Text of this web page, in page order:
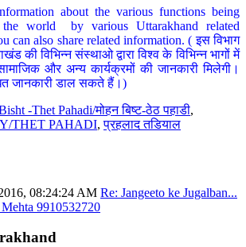
about the various functions being
world by various Uttarakhand related
can also share related information. ( इस विभाग
की विभिन्न संस्थाओ द्वारा विश्व के विभिन्न भागों में
और अन्य कार्यक्रमों की जानकारी मिलेगी।
जानकारी डाल सकते हैं।)
-Thet Pahadi/मोहन बिष्ट-ठेठ पहाडी,
THET PAHADI,प्रहलाद तडियाल
08:24:24 AM Re: Jangeeto ke Jugalban...
9910532720